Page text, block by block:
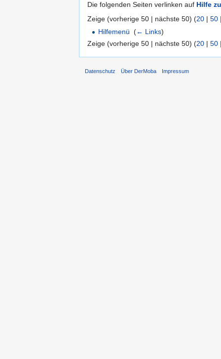
Die folgenden Seiten verlinken auf Hilfe
Zeige (vorherige 50 | nächste 50) (20 | 50
Hilfemenü
(← Links)
Zeige (vorherige 50 | nächste 50) (20 | 50
Datenschutz Über DerMoba Impressum